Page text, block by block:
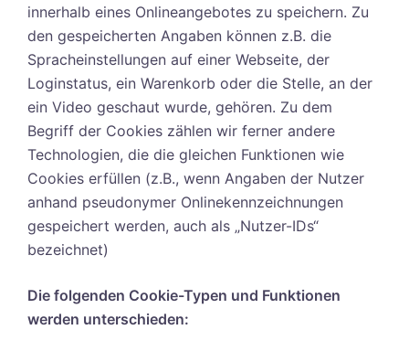
innerhalb eines Onlineangebotes zu speichern. Zu
den gespeicherten Angaben können z.B. die
Spracheinstellungen auf einer Webseite, der
Loginstatus, ein Warenkorb oder die Stelle, an der
ein Video geschaut wurde, gehören. Zu dem
Begriff der Cookies zählen wir ferner andere
Technologien, die die gleichen Funktionen wie
Cookies erfüllen (z.B., wenn Angaben der Nutzer
anhand pseudonymer Onlinekennzeichnungen
gespeichert werden, auch als „Nutzer-IDs“
bezeichnet)
Die folgenden Cookie-Typen und Funktionen
werden unterschieden: